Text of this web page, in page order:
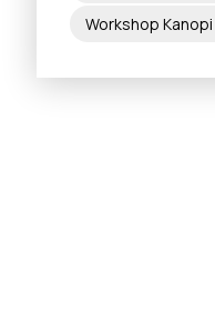
Workshop